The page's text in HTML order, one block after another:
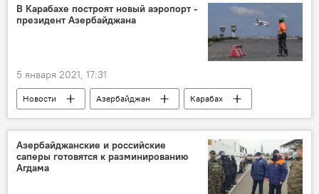
В Карабахе построят новый аэропорт -
президент Азербайджана
5 января 2021, 17:31
Новости Азербайджан
Карабах
Политика
Экономика
Аэропорт
строительство
Карабах
Азербайджанские и российские
саперы готовятся к разминированию
Агдама